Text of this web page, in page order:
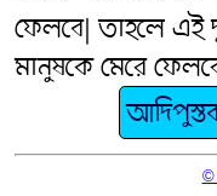
ফেলবে| তাহলে এই
মানুষকে মেরে
©